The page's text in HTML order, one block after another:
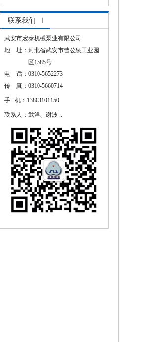
联系我们
武安市宏泰机械泵业有限公司
地 址：河北省武安市曹公泉工业园
区1585号
电 话：0310-5652273
传 真：0310-5660714
手 机：13803101150
联系人：武洋、谢波 ..